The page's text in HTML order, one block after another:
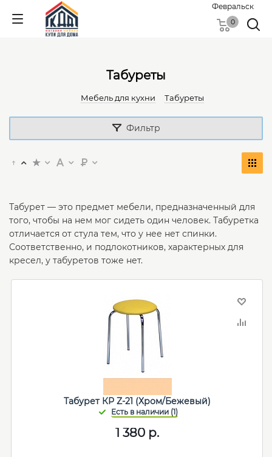
Февральск
0
Табуреты
Мебель для кухни Табуреты
Фильтр
Табурет — это предмет мебели, предназначенный для
того, чтобы на нем мог сидеть один человек. Табуретка
отличается от стула тем, что у нее нет спинки.
Соответственно, и подлокотников, характерных для
кресел, у табуретов тоже нет.
Табурет КР Z-21 (Хром/Бежевый)
1 380 р.